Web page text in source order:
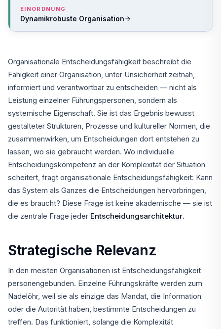
EINORDNUNG
Dynamikrobuste Organisation
Organisationale Entscheidungsfähigkeit beschreibt die
Fähigkeit einer Organisation, unter Unsicherheit zeitnah,
informiert und verantwortbar zu entscheiden — nicht als
Leistung einzelner Führungspersonen, sondern als
systemische Eigenschaft. Sie ist das Ergebnis bewusst
gestalteter Strukturen, Prozesse und kultureller Normen, die
zusammenwirken, um Entscheidungen dort entstehen zu
lassen, wo sie gebraucht werden. Wo individuelle
Entscheidungskompetenz an der Komplexität der Situation
scheitert, fragt organisationale Entscheidungsfähigkeit: Kann
das System als Ganzes die Entscheidungen hervorbringen,
die es braucht? Diese Frage ist keine akademische — sie ist
die zentrale Frage jeder Entscheidungsarchitektur.
Strategische Relevanz
In den meisten Organisationen ist Entscheidungsfähigkeit
personengebunden. Einzelne Führungskräfte werden zum
Nadelöhr, weil sie als einzige das Mandat, die Information
oder die Autorität haben, bestimmte Entscheidungen zu
treffen. Das funktioniert, solange die Komplexität